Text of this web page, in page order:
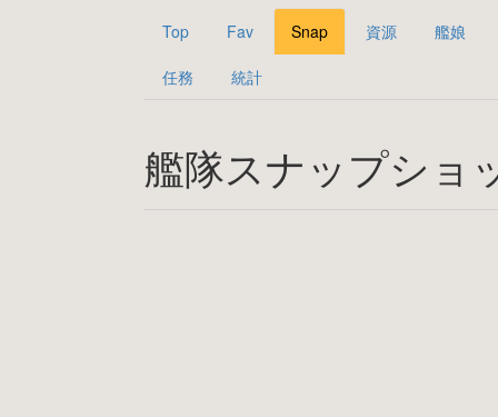
Top Fav Snap 資源 艦娘
任務 統計
艦隊スナップショ